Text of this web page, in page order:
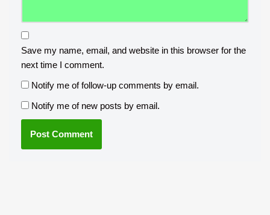
Save my name, email, and website in this browser for the
next time I comment.
Notify me of follow-up comments by email.
Notify me of new posts by email.